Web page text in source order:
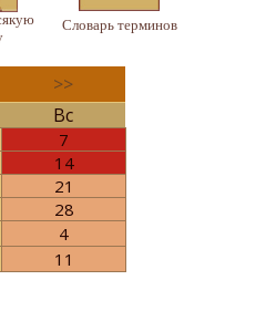
Словарь терминов
>>
Вс
7
14
21
28
4
11